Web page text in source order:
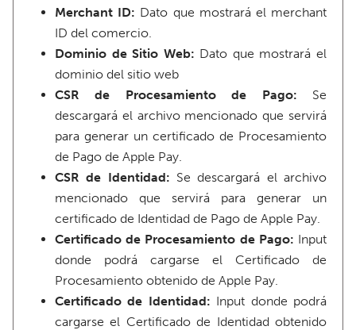
Merchant ID: Dato que mostrará el merchant
ID del comercio.
Dominio de Sitio Web: Dato que mostrará el
dominio del sitio web
CSR de Procesamiento de Pago: Se
descargará el archivo mencionado que servirá
para generar un certificado de Procesamiento
de Pago de Apple Pay.
CSR de Identidad: Se descargará el archivo
mencionado que servirá para generar un
certificado de Identidad de Pago de Apple Pay.
Certificado de Procesamiento de Pago: Input
donde podrá cargarse el Certificado de
Procesamiento obtenido de Apple Pay.
Certificado de Identidad: Input donde podrá
cargarse el Certificado de Identidad obtenido